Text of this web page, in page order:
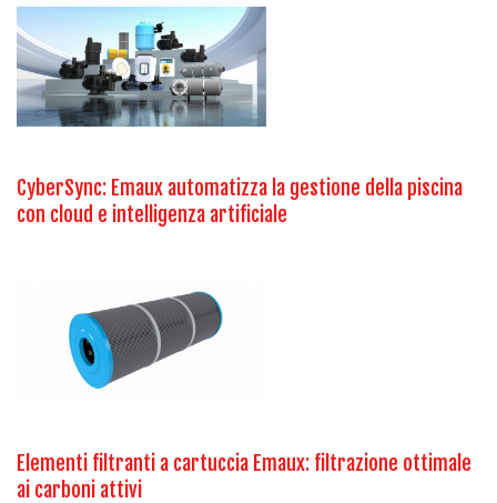
CyberSync: Emaux automatizza la gestione della piscina
con cloud e intelligenza artificiale
Elementi filtranti a cartuccia Emaux: filtrazione ottimale
ai carboni attivi